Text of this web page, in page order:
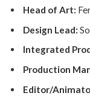
Head of Art:
Design Lead:
Integrated
Production
Editor/